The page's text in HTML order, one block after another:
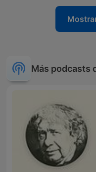
Más podcasts